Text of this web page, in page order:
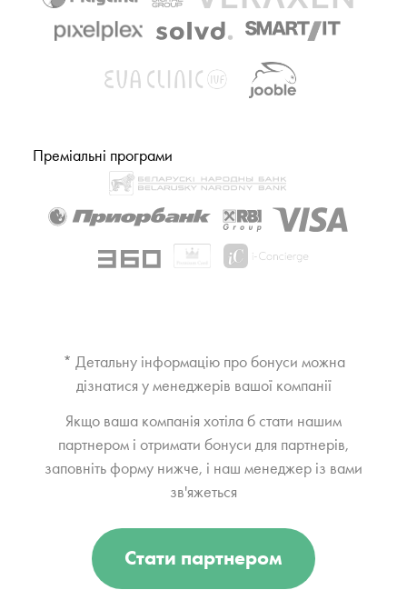
Преміальні програми
* Детальну інформацію про бонуси можна
дізнатися у менеджерів вашої компанії
Якщо ваша компанія хотіла б стати нашим
партнером і отримати бонуси для партнерів,
заповніть форму нижче, і наш менеджер із вами
зв'яжеться
Стати партнером